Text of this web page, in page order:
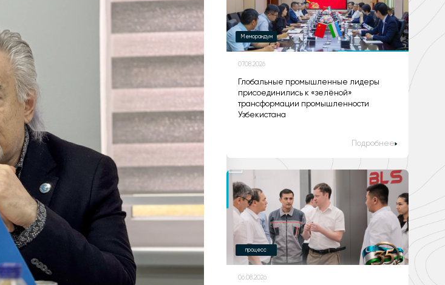
Меморандум
07.08.2026
Глобальные промышленные лидеры
присоединились к «зелёной»
трансформации промышленности
Узбекистана
Подробнее
процесс
06.08.2026